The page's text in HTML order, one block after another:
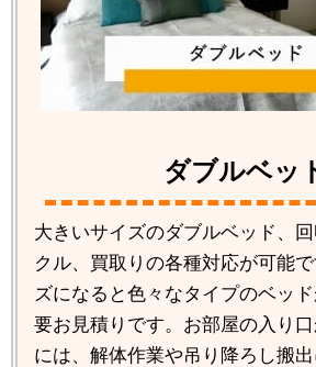
ダブルベッ
大きいサイズのダブルベッド、
クル、買取りの各種対応が可能
ズになると色々なタイプのベッ
要お見積りです。お部屋の入り
には、解体作業や吊り降ろし搬